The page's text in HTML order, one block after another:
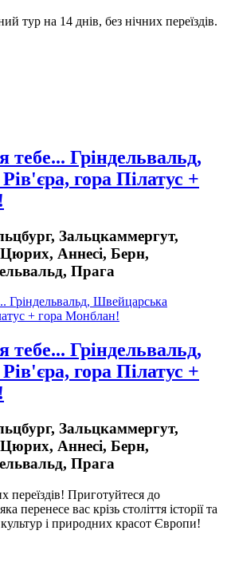
тур на 14 днів, без нічних переїздів.
Гріндельвальд,
гора Пілатус +
Зальцкаммергут,
Аннесі, Берн,
Прага
Гріндельвальд,
гора Пілатус +
Зальцкаммергут,
Аннесі, Берн,
Прага
переїздів! Приготуйтеся до
перенесе вас крізь століття історії та
культур і природних красот Європи!